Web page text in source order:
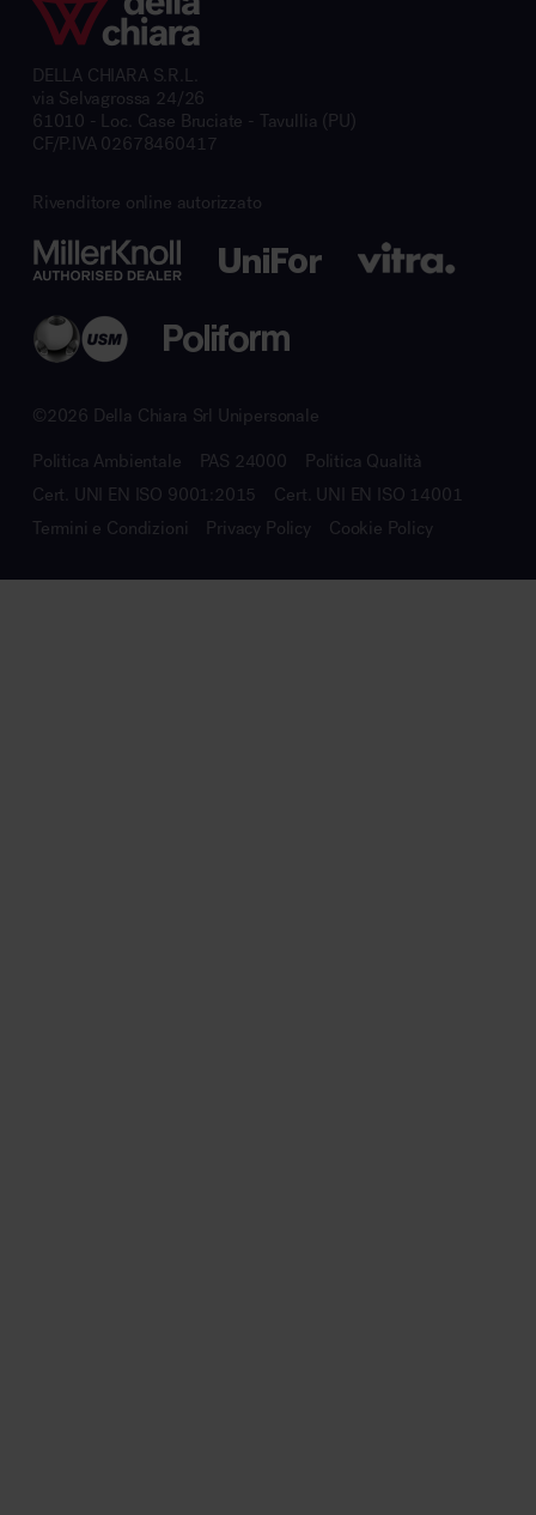
DELLA CHIARA S.R.L.
via Selvagrossa 24/26
61010 - Loc. Case Bruciate - Tavullia (PU)
CF/P.IVA 02678460417
Rivenditore online autorizzato
©2026 Della Chiara Srl Unipersonale
Politica Ambientale PAS 24000
Politica Qualità
Cert. UNI EN ISO 9001:2015
Cert. UNI EN ISO 14001
Termini e Condizioni
Privacy Policy Cookie Policy